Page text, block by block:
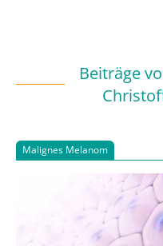
Beiträge
Malignes Melanom